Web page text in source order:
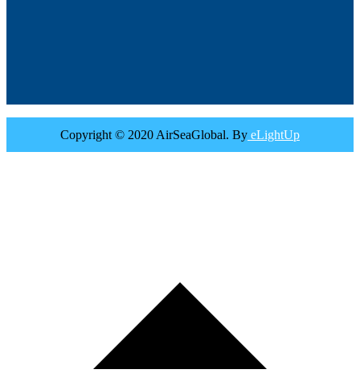
Copyright © 2020 AirSeaGlobal. By eLightUp